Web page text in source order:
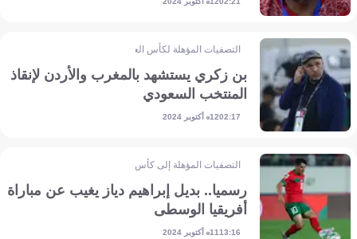
التصفيات المؤهلة لكأس العالم - آسيا
بن زكري يستشهد بالمغرب والأردن لإنقاذ
المنتخب السعودي
02:1712 أكتوبر 2024
التصفيات المؤهلة إلى كأس أمم إفريقيا
رسميا.. بديل إبراهيم دياز يغيب عن مباراة
أفريقيا الوسطى
13:1611 أكتوبر 2024